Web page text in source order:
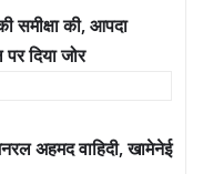
समीक्षा की, आपदा
दिया जोर
अहमद वाहिदी, खामेनेई